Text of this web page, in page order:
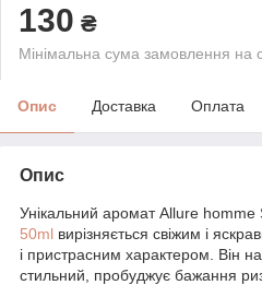
130 ₴
Мінімальна сума замовлення на
Опис Доставка Оплата
Опис
Унікальний аромат Allure
50ml вирізняється свіжим і
і пристрасним характером. Він
стильний, пробуджує бажання